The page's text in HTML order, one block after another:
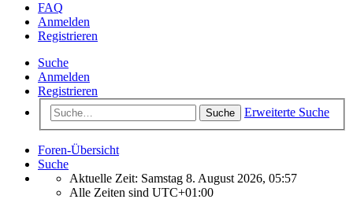
FAQ
Anmelden
Registrieren
Suche
Anmelden
Registrieren
Suche Erweiterte Suche
Foren-Übersicht
Suche
Aktuelle Zeit: Samstag 8. August 2026, 05:57
Alle Zeiten sind UTC+01:00